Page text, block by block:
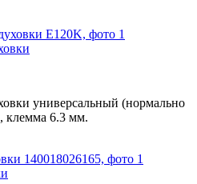
универсальный (нормально
клемма 6.3 мм.